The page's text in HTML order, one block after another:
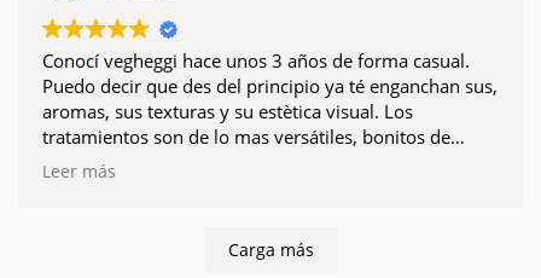
Conocí vegheggi hace unos 3 años de forma casual.
Puedo decir que des del principio ya té enganchan sus,
aromas, sus texturas y su estètica visual. Los
tratamientos son de lo mas versátiles, bonitos de
realizar y la calidad de los productos y los resultados
contenta y agradecida a mi comercial y ya amiga
Guiomar por su profesionalidad, su dedicacion, el
Leer más
Carga más